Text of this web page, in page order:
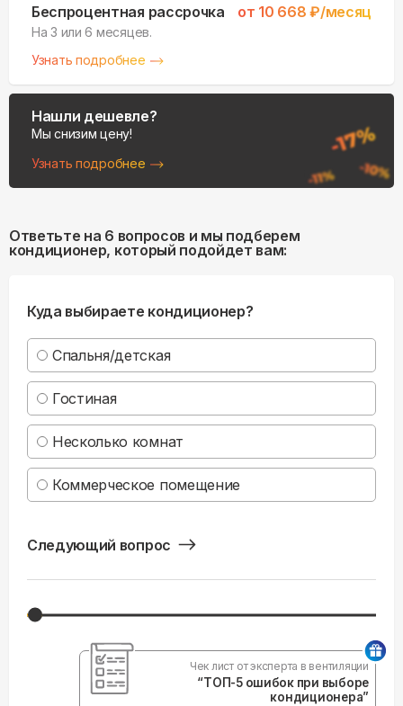
Беспроцентная рассрочка от 10 668 ₽/месяц
На 3 или 6 месяцев.
Узнать подробнее
Нашли дешевле?
Мы снизим цену!
Узнать подробнее
Ответьте на 6 вопросов и мы подберем
кондиционер, который подойдет вам:
Куда выбираете кондиционер?
Спальня/детская
Гостиная
Несколько комнат
Коммерческое помещение
Следующий вопрос
Чек лист от эксперта в вентиляции
“ТОП-5 ошибок при выборе
кондиционера”